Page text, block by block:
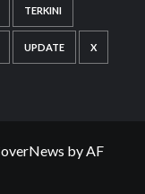
TERKINI
UPDATE X
by AF